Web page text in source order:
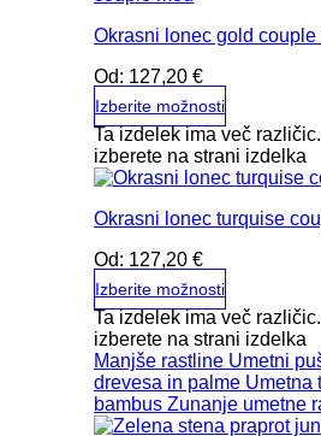
Okrasni lonec gold couple
Od: 127,20 €
Izberite možnosti
Ta izdelek ima več
izberete na strani izdelka
Okrasni lonec turquise
Od: 127,20 €
Izberite možnosti
Ta izdelek ima več
izberete na strani izdelka
Manjše rastline Umetni
drevesa in palme Umetna
bambus Zunanje umetne